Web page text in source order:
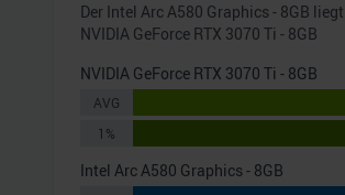
Der Intel Arc A580 Graphics - 8GB
NVIDIA GeForce RTX 3070 Ti - 8GB
NVIDIA GeForce RTX 3070 Ti - 8GB
AVG
1%
Intel Arc A580 Graphics - 8GB